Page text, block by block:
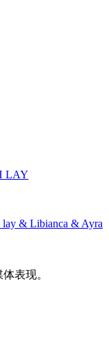
LAY
lay & Libianca & Ayra
表现。